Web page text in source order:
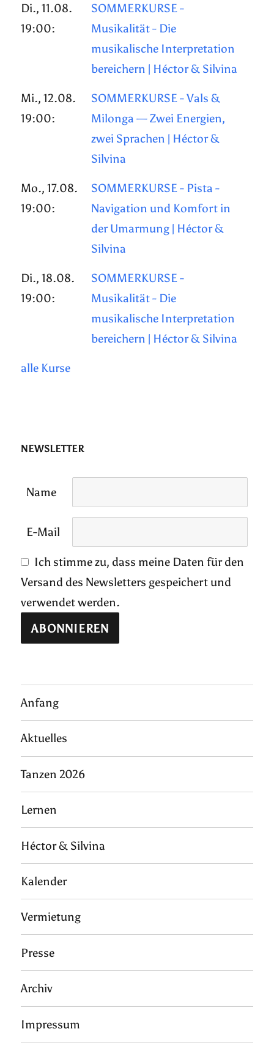
Di., 11.08.
19:00:
SOMMERKURSE -
Musikalität - Die
musikalische Interpretation
bereichern | Héctor & Silvina
Mi., 12.08.
19:00:
SOMMERKURSE - Vals &
Milonga — Zwei Energien,
zwei Sprachen | Héctor &
Silvina
Mo., 17.08.
19:00:
SOMMERKURSE - Pista -
Navigation und Komfort in
der Umarmung | Héctor &
Silvina
Di., 18.08.
19:00:
SOMMERKURSE -
Musikalität - Die
musikalische Interpretation
bereichern | Héctor & Silvina
alle Kurse
NEWSLETTER
Name
E-Mail
Ich stimme zu, dass meine Daten für den
Versand des Newsletters gespeichert und
verwendet werden.
Anfang
Aktuelles
Tanzen 2026
Lernen
Héctor & Silvina
Kalender
Vermietung
Presse
Archiv
Impressum